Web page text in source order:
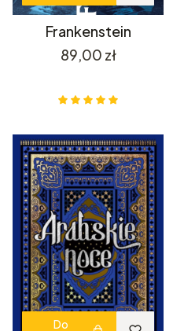
Frankenstein
Cena
89,00 zł
Do